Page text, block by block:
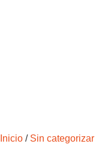
Inicio / Sin categorizar